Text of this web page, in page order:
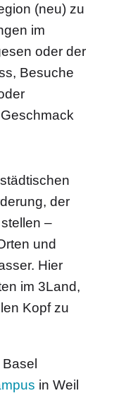
(neu) zu
im
oder der
Besuche
der
–
und
Hier
im 3Land,
Kopf zu
Basel
in Weil